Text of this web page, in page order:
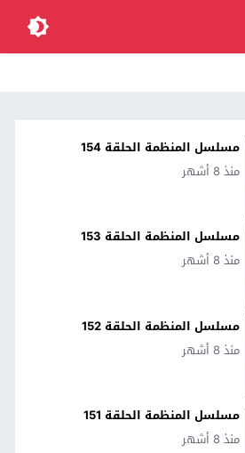
مسلسل المنظمة الحلقة 154
منذ 8 أشهر
مسلسل المنظمة الحلقة 153
منذ 8 أشهر
مسلسل المنظمة الحلقة 152
منذ 8 أشهر
مسلسل المنظمة الحلقة 151
منذ 8 أشهر